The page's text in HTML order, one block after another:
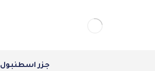
جزر اسطنبول